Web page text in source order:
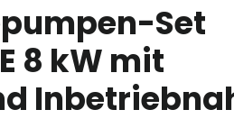
Set
8 kW mit